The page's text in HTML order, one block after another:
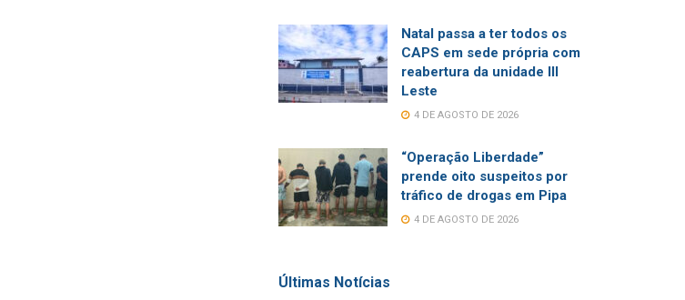
Natal passa a ter todos os
CAPS em sede própria com
reabertura da unidade III
Leste
4 DE AGOSTO DE 2026
“Operação Liberdade”
prende oito suspeitos por
tráfico de drogas em Pipa
4 DE AGOSTO DE 2026
Últimas Notícias